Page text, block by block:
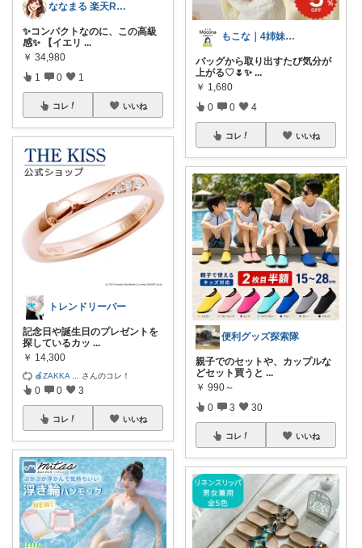
ななまる 楽天ROOM🧸🩵
✨コンパクトなのに、この高級
感✨ 【イエリ ...
￥ 34,980
1 0 1
コレ いいね
トレンドリーバー
記念日や誕生日のプレゼントを
探しているカッ ...
￥ 14,300
🍎ZAKKA さんのコレ！
0 0 3
コレ いいね
もこな｜4姉妹ママ×子供のも×家事ラク
バッグから取り出すたび気分が
上がる♡🌷✨ ...
￥ 1,680
0 0 4
コレ いいね
便利グッズ探索隊
親子でのセットや、カップルな
どセット買うと ...
￥ 990～
0 3 30
コレ いいね